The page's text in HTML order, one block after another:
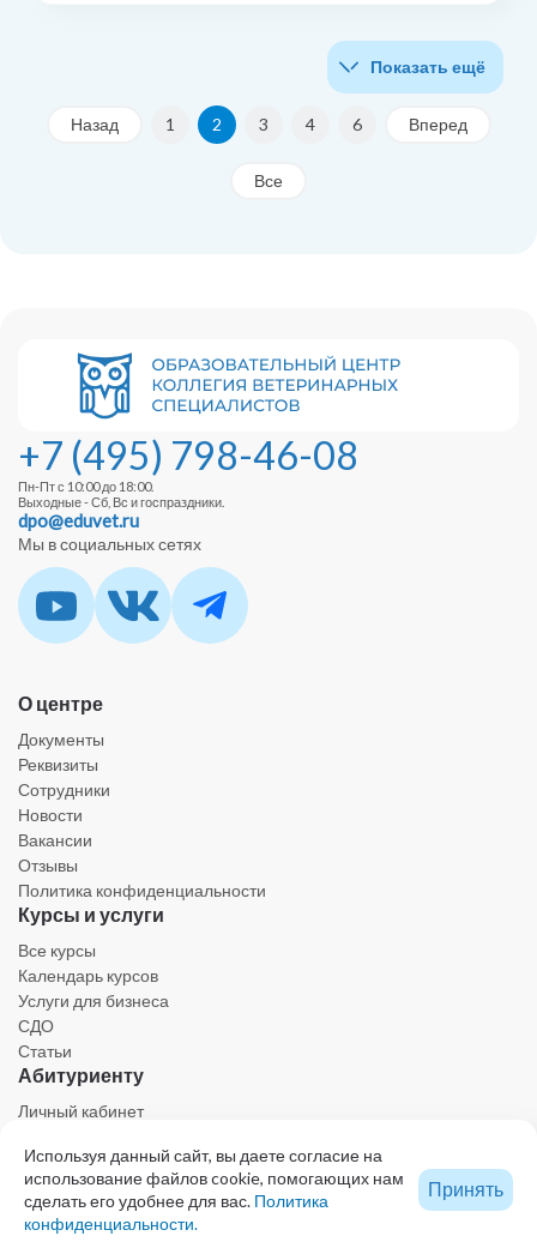
Показать ещё
Назад 1 2 3 4 6 Вперед
Все
+7 (495) 798-46-08
Пн-Пт с 10:00 до 18:00.
Выходные - Сб, Вс и госпраздники.
dpo@eduvet.ru
Мы в социальных сетях
О центре
Документы
Реквизиты
Сотрудники
Новости
Вакансии
Отзывы
Политика конфиденциальности
Курсы и услуги
Все курсы
Календарь курсов
Услуги для бизнеса
СДО
Статьи
Абитуриенту
Личный кабинет
Ресурсы
Техническая поддержка
Используя данный сайт, вы даете согласие на
использование файлов cookie, помогающих нам
сделать его удобнее для вас. Политика
конфиденциальности.
Принять